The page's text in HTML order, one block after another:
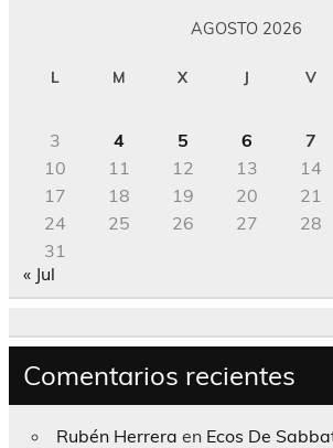
AGOSTO 2026
L M X J V
3
4 5 6 7
10
11 12 13 14
17
18 19 20 21
24
25 26 27 28
31
« Jul
Comentarios recientes
Rubén Herrera en Ecos De